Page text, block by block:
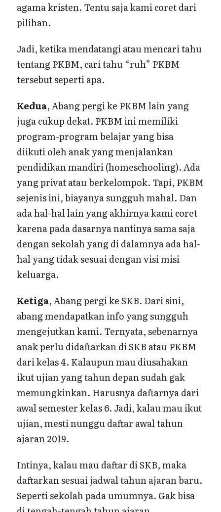
agama kristen. Tentu saja kami coret dari
pilihan.
Jadi, ketika mendatangi atau mencari tahu
tentang PKBM, cari tahu “ruh” PKBM
tersebut seperti apa.
Kedua, Abang pergi ke PKBM lain yang
juga cukup dekat. PKBM ini memiliki
program-program belajar yang bisa
diikuti oleh anak yang menjalankan
pendidikan mandiri (homeschooling). Ada
yang privat atau berkelompok. Tapi, PKBM
sejenis ini, biayanya sungguh mahal. Dan
ada hal-hal lain yang akhirnya kami coret
karena pada dasarnya nantinya sama saja
dengan sekolah yang di dalamnya ada hal-
hal yang tidak sesuai dengan visi misi
keluarga.
Ketiga, Abang pergi ke SKB. Dari sini,
abang mendapatkan info yang sungguh
mengejutkan kami. Ternyata, sebenarnya
anak perlu didaftarkan di SKB atau PKBM
dari kelas 4. Kalaupun mau diusahakan
ikut ujian yang tahun depan sudah gak
memungkinkan. Harusnya daftarnya dari
awal semester kelas 6. Jadi, kalau mau ikut
ujian, mesti nunggu daftar awal tahun
ajaran 2019.
Intinya, kalau mau daftar di SKB, maka
daftarkan sesuai jadwal tahun ajaran baru.
Seperti sekolah pada umumnya. Gak bisa